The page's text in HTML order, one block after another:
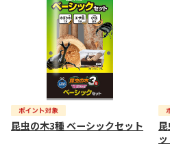
昆虫の木3種 ベーシックセット